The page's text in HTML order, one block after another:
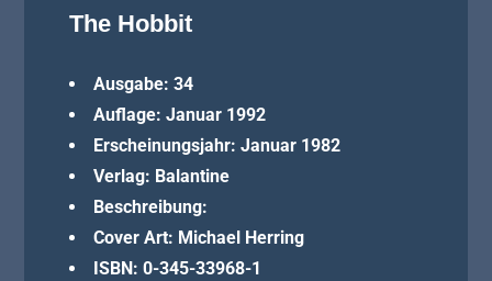
The Hobbit
Ausgabe: 34
Auflage: Januar 1992
Erscheinungsjahr: Januar 1982
Verlag: Balantine
Beschreibung:
Cover Art: Michael Herring
ISBN: 0-345-33968-1